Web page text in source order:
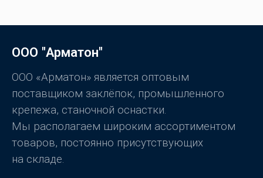
5
0
и
5
ООО "Арматон"
ООО «Арматон» является оптовым
поставщиком заклёпок, промышленного
крепежа, станочной оснастки.
Мы располагаем широким ассортиментом
товаров, постоянно присутствующих
на складе.